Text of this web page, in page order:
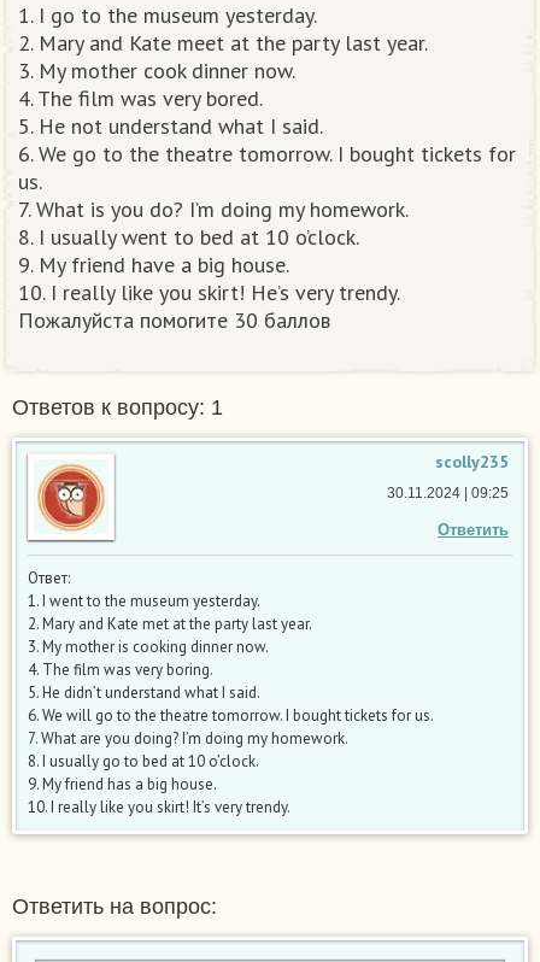
1. I go to the museum yesterday.
2. Mary and Kate meet at the party last year.
3. My mother cook dinner now.
4. The film was very bored.
5. He not understand what I said.
6. We go to the theatre tomorrow. I bought tickets for
us.
7. What is you do? I’m doing my homework.
8. I usually went to bed at 10 o’clock.
9. My friend have a big house.
10. I really like you skirt! He’s very trendy.
Пожалуйста помогите 30 баллов​
Ответов к вопросу: 1
scolly235
Ответить
30.11.2024 | 09:25
Ответ:
1. I went to the museum yesterday.
2. Mary and Kate met at the party last year.
3. My mother is cooking dinner now.
4. The film was very boring.
5. He didn’t understand what I said.
6. We will go to the theatre tomorrow. I bought tickets for us.
7. What are you doing? I’m doing my homework.
8. I usually go to bed at 10 o’clock.
9. My friend has a big house.
10. I really like you skirt! It’s very trendy.
Ответить на вопрос: